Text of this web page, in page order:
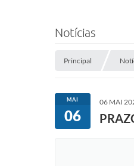
Notícias
Principal
MAI
06
06 MAI